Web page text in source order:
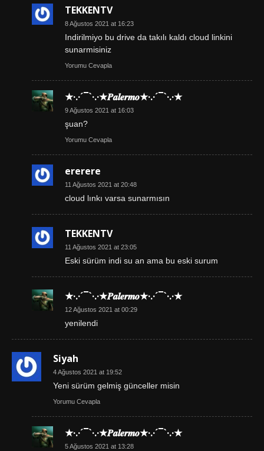
TEKKENTV
8 Ağustos 2021 at 16:23
Indirilmiyo bu drive da takılı kaldı cloud linkini
sunarmisiniz
Yorumu Cevapla
★·.·´¯`·.·★𝑷𝒂𝒍𝒆𝒓𝒎𝒐★·.·´¯`·.·★
9 Ağustos 2021 at 16:03
şuan?
Yorumu Cevapla
ererere
11 Ağustos 2021 at 20:48
cloud lınkı varsa sunarmısın
TEKKENTV
11 Ağustos 2021 at 23:05
Eski sürüm indi su an ama bu eski surum
★·.·´¯`·.·★𝑷𝒂𝒍𝒆𝒓𝒎𝒐★·.·´¯`·.·★
12 Ağustos 2021 at 00:29
yenilendi
Siyah
4 Ağustos 2021 at 19:52
Yeni sürüm gelmiş günceller misin
Yorumu Cevapla
★·.·´¯`·.·★𝑷𝒂𝒍𝒆𝒓𝒎𝒐★·.·´¯`·.·★
5 Ağustos 2021 at 13:28